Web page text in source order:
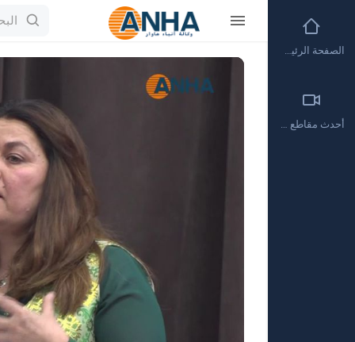
Video
الصفحة الرئيسية
أحدث مقاطع الفيديو